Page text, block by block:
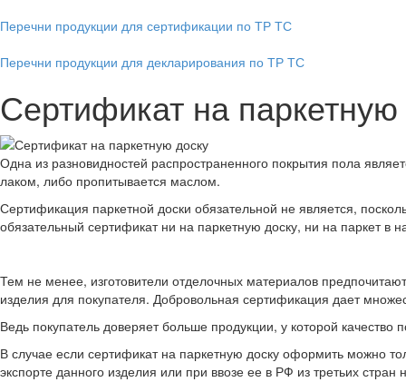
Перечни продукции для сертификации по ТР ТС
Перечни продукции для декларирования по ТР ТС
Сертификат на паркетную
Одна из разновидностей распространенного покрытия пола
лаком, либо пропитывается маслом.
Сертификация паркетной доски обязательной не является,
обязательный сертификат ни на паркетную доску, ни на паркет в
Тем не менее, изготовители отделочных материалов
изделия для покупателя. Добровольная сертификация дает
Ведь покупатель доверяет больше продукции, у которой качество
В случае если сертификат на паркетную доску оформить можно
экспорте данного изделия или при ввозе ее в РФ из третьих